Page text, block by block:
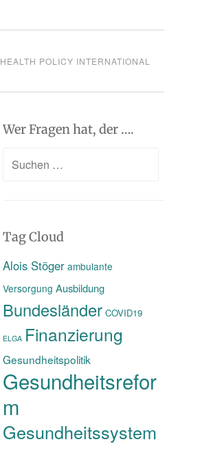
HEALTH POLICY INTERNATIONAL
Wer Fragen hat, der ….
Suchen
Tag Cloud
Alois Stöger ambulante
Versorgung Ausbildung
Bundesländer COVID19
ELGA Finanzierung
Gesundheitspolitik
Gesundheitsrefor
m
Gesundheitssystem